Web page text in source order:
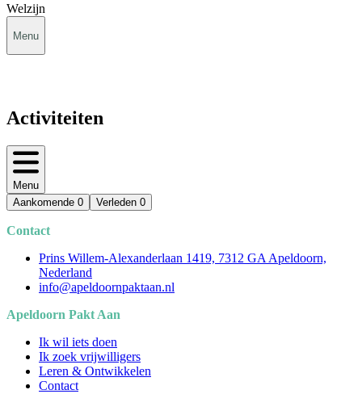
Welzijn
Menu
Activiteiten
Menu
Aankomende 0 Verleden 0
Contact
Prins Willem-Alexanderlaan 1419, 7312 GA Apeldoorn,
Nederland
info@apeldoornpaktaan.nl
Apeldoorn Pakt Aan
Ik wil iets doen
Ik zoek vrijwilligers
Leren & Ontwikkelen
Contact